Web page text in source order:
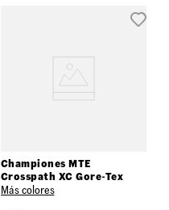
Championes MTE
Crosspath XC Gore-Tex
Más colores